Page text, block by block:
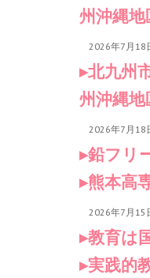
州沖縄
2026年7月18
北九州
州沖縄
2026年7月18
鉛フリ
熊本高
2026年7月15
教育は
実践的